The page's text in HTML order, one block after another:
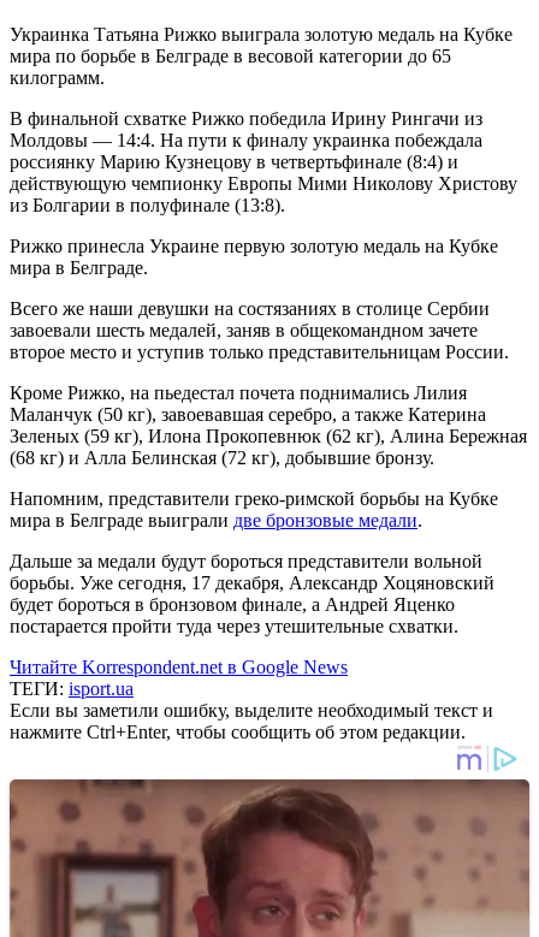
Украинка Татьяна Рижко выиграла золотую медаль на Кубке
мира по борьбе в Белграде в весовой категории до 65
килограмм.
В финальной схватке Рижко победила Ирину Рингачи из
Молдовы — 14:4. На пути к финалу украинка побеждала
россиянку Марию Кузнецову в четвертьфинале (8:4) и
действующую чемпионку Европы Мими Николову Христову
из Болгарии в полуфинале (13:8).
Рижко принесла Украине первую золотую медаль на Кубке
мира в Белграде.
Всего же наши девушки на состязаниях в столице Сербии
завоевали шесть медалей, заняв в общекомандном зачете
второе место и уступив только представительницам России.
Кроме Рижко, на пьедестал почета поднимались Лилия
Маланчук (50 кг), завоевавшая серебро, а также Катерина
Зеленых (59 кг), Илона Прокопевнюк (62 кг), Алина Бережная
(68 кг) и Алла Белинская (72 кг), добывшие бронзу.
Напомним, представители греко-римской борьбы на Кубке
мира в Белграде выиграли две бронзовые медали.
Дальше за медали будут бороться представители вольной
борьбы. Уже сегодня, 17 декабря, Александр Хоцяновский
будет бороться в бронзовом финале, а Андрей Яценко
постарается пройти туда через утешительные схватки.
Читайте Korrespondent.net в Google News
ТЕГИ: isport.ua
Если вы заметили ошибку, выделите необходимый текст и
нажмите Ctrl+Enter, чтобы сообщить об этом редакции.